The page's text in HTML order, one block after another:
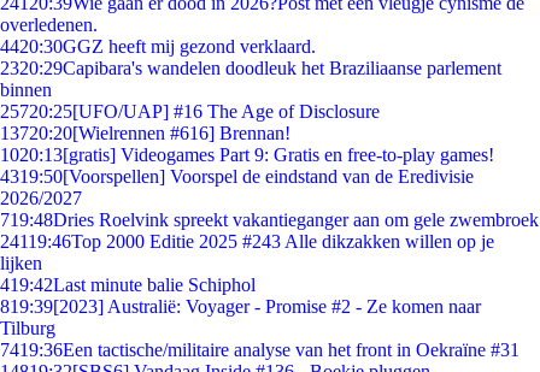
overledenen.
4420:30GGZ heeft mij gezond verklaard.
2320:29Capibara's wandelen doodleuk het Braziliaanse parlement
binnen
25720:25[UFO/UAP] #16 The Age of Disclosure
13720:20[Wielrennen #616] Brennan!
1020:13[gratis] Videogames Part 9: Gratis en free-to-play games!
4319:50[Voorspellen] Voorspel de eindstand van de Eredivisie
2026/2027
719:48Dries Roelvink spreekt vakantieganger aan om gele zwembroek
24119:46Top 2000 Editie 2025 #243 Alle dikzakken willen op je
lijken
419:42Last minute balie Schiphol
819:39[2023] Australië: Voyager - Promise #2 - Ze komen naar
Tilburg
7419:36Een tactische/militaire analyse van het front in Oekraïne #31